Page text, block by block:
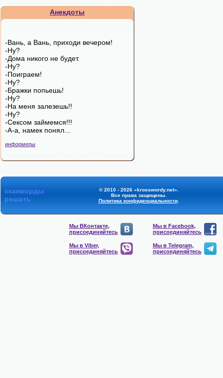
Анекдоты
-Вань, а Вань, приходи вечером!
-Ну?
-Дома никого не будет.
-Ну?
-Поиграем!
-Ну?
-Бражки попьешь!
-Ну?
-На меня залезешь!!
-Ну?
-Сексом займемся!!!
-А-а, намек понял...
информеры
сканворды
решать
© 2010 - 2026 «krosswordy.net».
Все права защищены.
Политика конфиденциальности.
Мы ВКонтакте,
присоединяйтесь
Мы в Facebook,
присоединяйтесь
Мы в Viber,
присоединяйтесь
Мы в Telegram,
присоединяйтесь